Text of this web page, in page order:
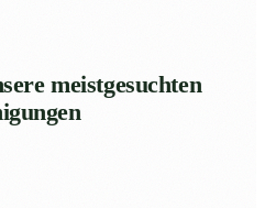
meistgesuchten